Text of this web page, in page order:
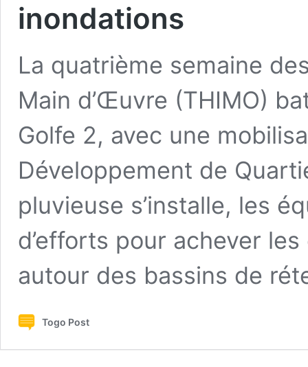
inondations
La quatrième semaine
Main d’Œuvre (THIMO)
Golfe 2, avec une
Développement de
pluvieuse s’installe, les
d’efforts pour achever
autour des bassins de
Togo Post